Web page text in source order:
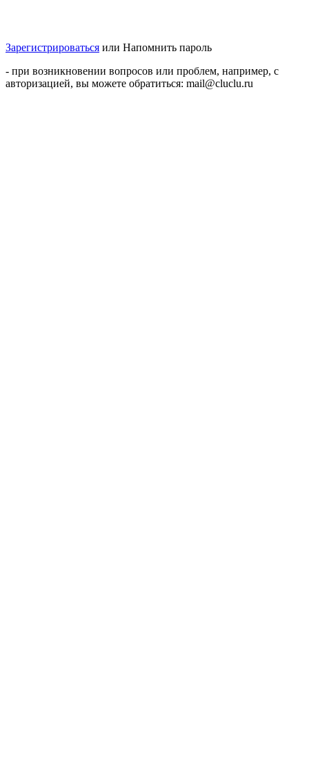
Зарегистрироваться или Напомнить пароль
- при возникновении вопросов или проблем, например, с
авторизацией, вы можете обратиться: mail@cluclu.ru